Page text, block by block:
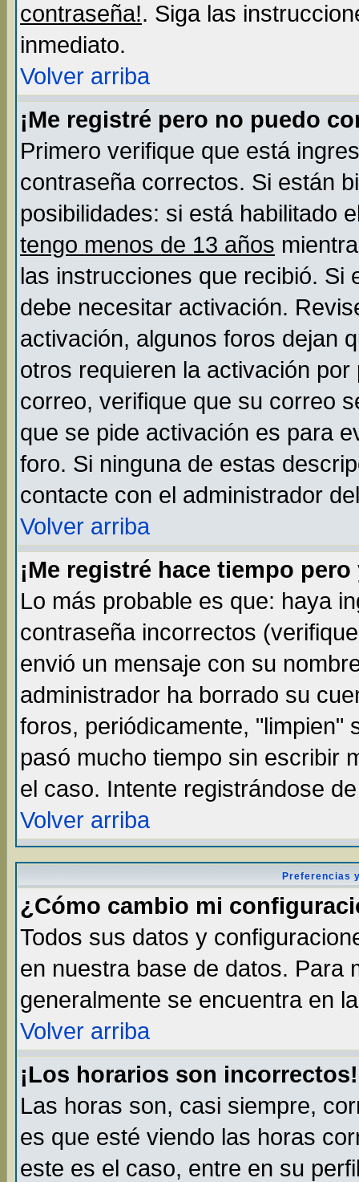
contraseña!. Siga las
inmediato.
Volver arriba
¡Me registré pero no puedo
Primero verifique que está
contraseña correctos. Si están
posibilidades: si está habilitado
tengo menos de 13 años
las instrucciones que recibió. Si
debe necesitar activación.
activación, algunos foros dejan
otros requieren la activación
correo, verifique que su correo
que se pide activación es para
foro. Si ninguna de estas
contacte con el administrador
Volver arriba
¡Me registré hace tiempo
Lo más probable es que: haya
contraseña incorrectos
envió un mensaje con su
administrador ha borrado su
foros, periódicamente, "limpien"
pasó mucho tiempo sin escribir
el caso. Intente registrándose
Volver arriba
Preferencias
¿Cómo cambio mi
Todos sus datos y
en nuestra base de datos. Para
generalmente se encuentra en
Volver arriba
¡Los horarios son incorrectos!
Las horas son, casi siempre,
es que esté viendo las horas
este es el caso, entre en su